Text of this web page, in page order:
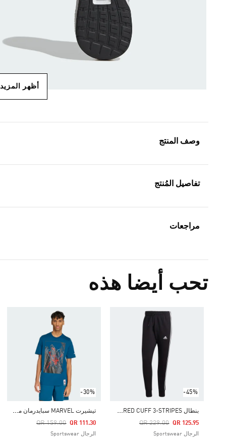
أظهر المزيد
وصف المنتج
تفاصيل المُنتج
مراجعات
تحب أيضا هذه
-45%
ب
نطال ESSENTIALS FRENCH TERRY TAPERED CUFF 3-STRIPES
Price Reduced From
QR 229.00
To QR 125.95
الرجال Sportswear
-30%
ت
يشيرت MARVEL سبايدرمان من أديداس
Price Reduced From
QR 159.00
To QR 111.30
الرجال Sportswear